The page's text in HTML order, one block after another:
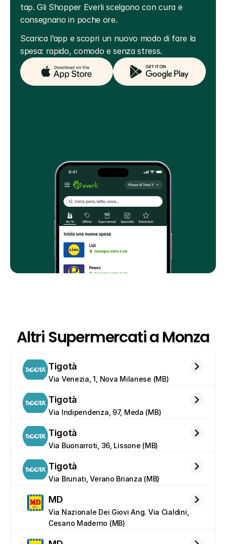
tap. Gli Shopper Everli scelgono con cura e
consegnano in poche ore.
Scarica l’app e scopri un nuovo modo di fare la
spesa: rapido, comodo e senza stress.
Altri Supermercati a Monza
Tigotà
Via Venezia, 1, Nova Milanese (MB)
Tigotà
Via Indipendenza, 97, Meda (MB)
Tigotà
Via Buonarroti, 36, Lissone (MB)
Tigotà
Via Brunati, Verano Brianza (MB)
MD
Via Nazionale Dei Giovi Ang. Via Cialdini,
Cesano Maderno (MB)